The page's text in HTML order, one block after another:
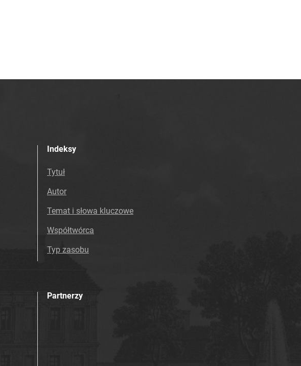
Indeksy
Tytuł
Autor
Temat i słowa kluczowe
Współtwórca
Typ zasobu
Partnerzy